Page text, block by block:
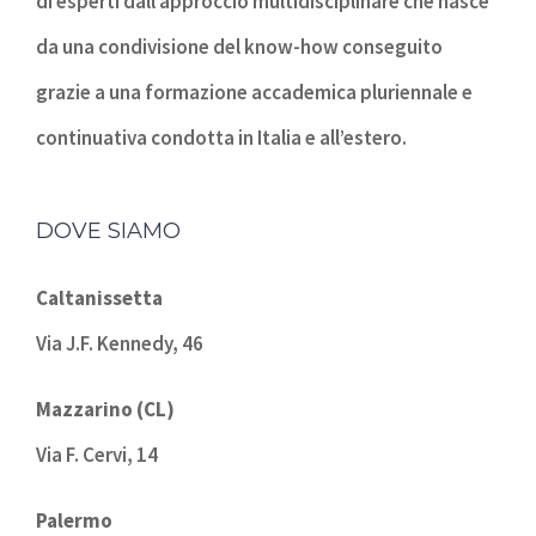
da una condivisione del know-how conseguito
grazie a una formazione accademica pluriennale e
continuativa condotta in Italia e all’estero.
DOVE SIAMO
Caltanissetta
Via J.F. Kennedy, 46
Mazzarino (CL)
Via F. Cervi, 14
Palermo